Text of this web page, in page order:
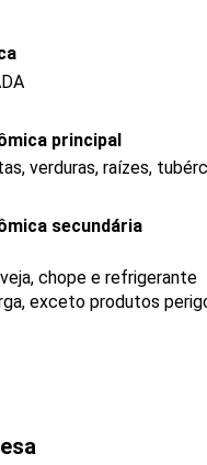
principal
verduras, raízes,
secundária
chope e refrigerante
exceto produtos